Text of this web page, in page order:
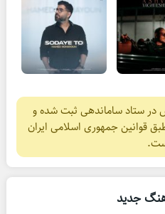
در ستاد ساماندهی ثبت شده و
قوانین جمهوری اسلامی ایران
جدید